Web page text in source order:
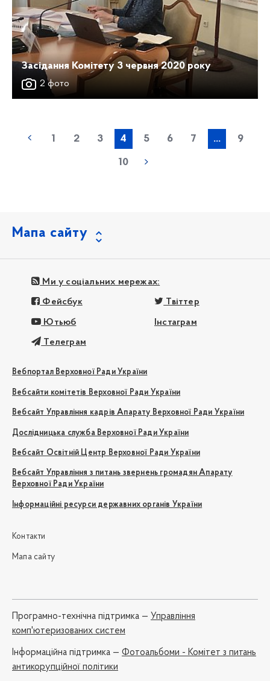
Засідання Комітету 3 червня 2020 року
2 фото
1 2 3 4 5 6 7 ... 9
10
Мапа сайту
Ми у соціальних мережах:
Фейсбук Твіттер
Ютьюб Інстаграм
Телеграм
Вебпортал Верховної Ради України
Вебсайти комітетів Верховної Ради України
Вебсайт Управління кадрів Апарату Верховної Ради України
Дослідницька служба Верховної Ради України
Вебсайт Освітній Центр Верховної Ради України
Вебсайт Управління з питань звернень громадян Апарату
Верховної Ради України
Інформаційні ресурси державних органів України
Контакти
Мапа сайту
Програмно-технічна підтримка — Управління
комп'ютеризованих систем
Iнформаційна підтримка — Фотоальбоми - Комітет з питань
антикорупційної політики